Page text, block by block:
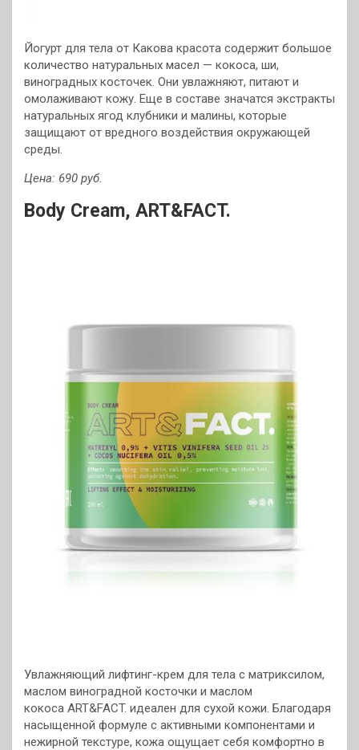
Йогурт для тела от Какова красота содержит большое
количество натуральных масел — кокоса, ши,
виноградных косточек. Они увлажняют, питают и
омолаживают кожу. Еще в составе значатся экстракты
натуральных ягод клубники и малины, которые
защищают от вредного воздействия окружающей
среды.
Цена: 690 руб.
Body Cream, ART&FACT.
Увлажняющий лифтинг-крем для тела с матриксилом,
маслом виноградной косточки и маслом
кокоса ART&FACT. идеален для сухой кожи. Благодаря
насыщенной формуле с активными компонентами и
нежирной текстуре, кожа ощущает себя комфортно в